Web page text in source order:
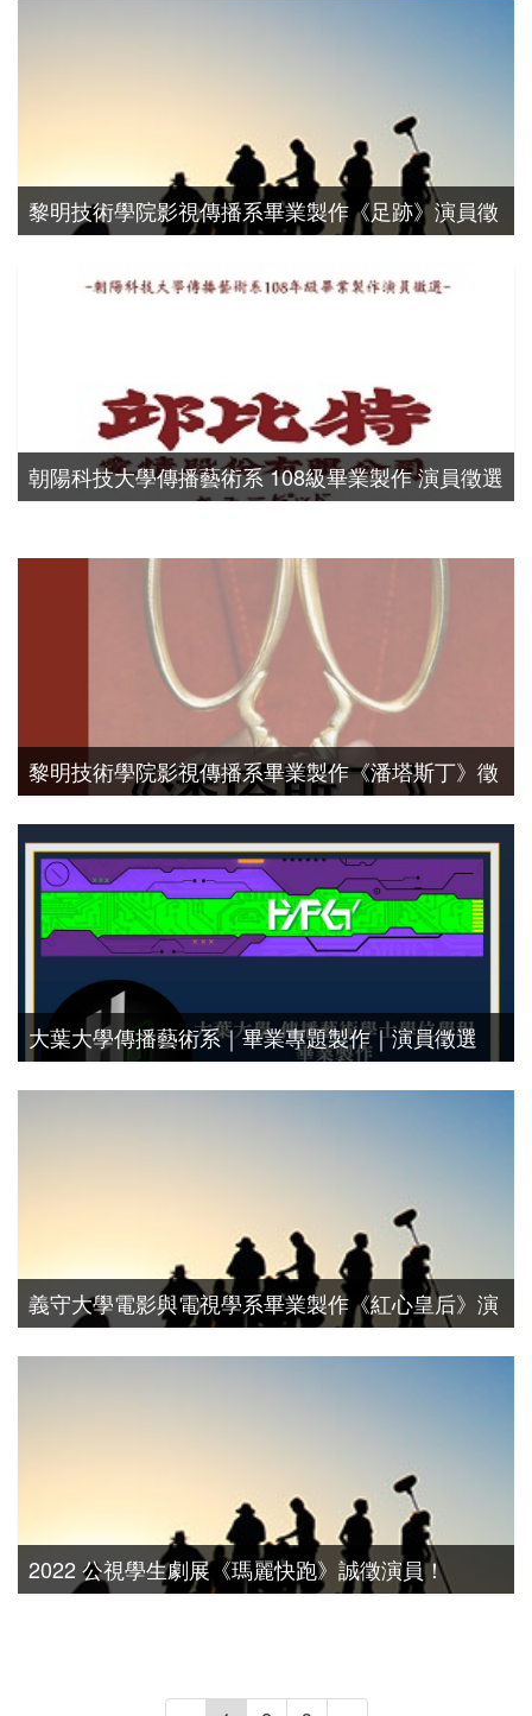
黎明技術學院影視傳播系畢業製作《足跡》演員徵
選
演員徵選
朝陽科技大學傳播藝術系 108級畢業製作 演員徵選
黎明技術學院影視傳播系畢業製作《潘塔斯丁》徵
選演員
演員徵選
大葉大學傳播藝術系｜畢業專題製作｜演員徵選
演員徵選
義守大學電影與電視學系畢業製作《紅心皇后》演
員徵選
2022 公視學生劇展《瑪麗快跑》誠徵演員！